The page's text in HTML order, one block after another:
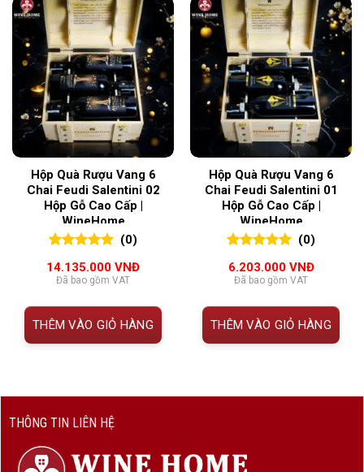
Hộp Quà Rượu Vang 6
Chai Feudi Salentini 02
Hộp Gỗ Cao Cấp |
WineHome
đánh giá
(0)
14.135.000 VNĐ
Đã bao gồm VAT
THÊM VÀO GIỎ HÀNG
Hộp Quà Rượu Vang 6
Chai Feudi Salentini 01
Hộp Gỗ Cao Cấp |
WineHome
đánh giá
(0)
6.203.000 VNĐ
Đã bao gồm VAT
THÊM VÀO GIỎ HÀNG
THÔNG TIN LIÊN HỆ